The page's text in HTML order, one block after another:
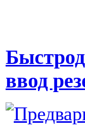
ввод